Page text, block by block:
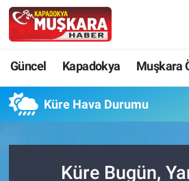
Güncel Kapadokya Muşkara
Küre Hava Durumu
Küre Bugün,
Güncel
SEÇİM
Nevşehir Hava Durumu
Nevşehir Trafik Yoğunluk